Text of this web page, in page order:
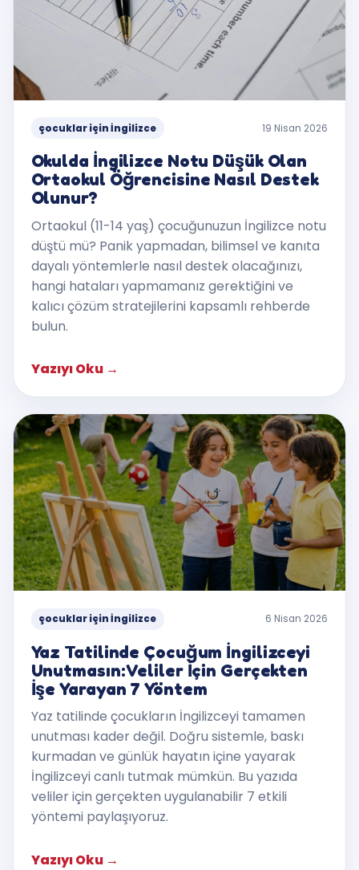
çocuklar için İngilizce 19 Nisan 2026
Okulda İngilizce Notu Düşük Olan
Ortaokul Öğrencisine Nasıl Destek
Olunur?
Ortaokul (11-14 yaş) çocuğunuzun İngilizce notu
düştü mü? Panik yapmadan, bilimsel ve kanıta
dayalı yöntemlerle nasıl destek olacağınızı,
hangi hataları yapmamanız gerektiğini ve
kalıcı çözüm stratejilerini kapsamlı rehberde
bulun.
Yazıyı Oku →
çocuklar için İngilizce 6 Nisan 2026
Yaz Tatilinde Çocuğum İngilizceyi
Unutmasın: Veliler İçin Gerçekten
İşe Yarayan 7 Yöntem
Yaz tatilinde çocukların İngilizceyi tamamen
unutması kader değil. Doğru sistemle, baskı
kurmadan ve günlük hayatın içine yayarak
İngilizceyi canlı tutmak mümkün. Bu yazıda
veliler için gerçekten uygulanabilir 7 etkili
yöntemi paylaşıyoruz.
Yazıyı Oku →